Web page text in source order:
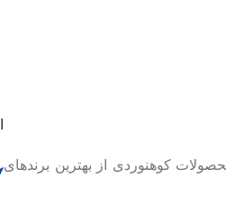
محصولات کوهنوردی از بهترین برندهای